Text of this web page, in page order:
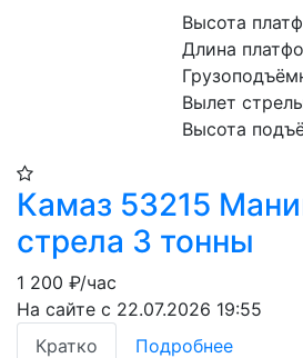
Высота
Длина
Вылет
Высота
Камаз 53215
стрела 3 тонны
1 200 ₽/час
На сайте с 22.07.2026 19:55
Кратко
Подробнее